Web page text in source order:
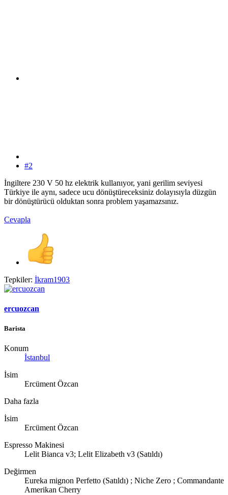
#2
İngiltere 230 V 50 hz elektrik kullanıyor, yani gerilim seviyesi
Türkiye ile aynı, sadece ucu dönüştüreceksiniz dolayısıyla düzgün
bir dönüştürücü olduktan sonra problem yaşamazsınız.
Cevapla
Tepkiler: İkram1903
ercuozcan
Barista
Konum
İstanbul
İsim
Ercüment Özcan
Daha fazla
İsim
Ercüment Özcan
Espresso Makinesi
Lelit Bianca v3; Lelit Elizabeth v3 (Satıldı)
Değirmen
Eureka mignon Perfetto (Satıldı) ; Niche Zero ; Commandante
Amerikan Cherry